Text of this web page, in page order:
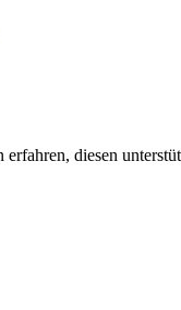
erfahren, diesen